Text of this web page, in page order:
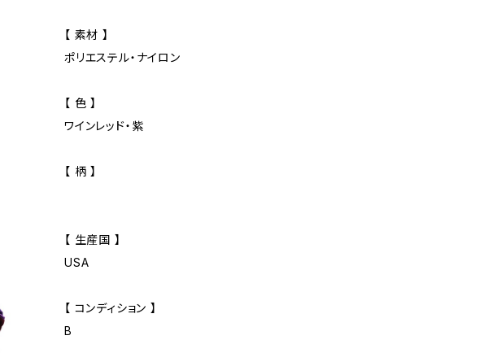
【 素材 】
ポリエステル・ナイロン
【 色 】
ワインレッド・紫
【 柄 】
【 生産国 】
USA
【 コンディション 】
B